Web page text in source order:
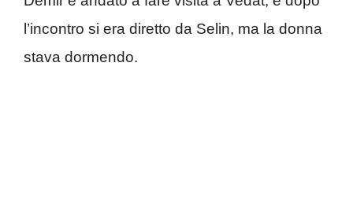
l’incontro si era diretto da Selin, ma la donna
stava dormendo.